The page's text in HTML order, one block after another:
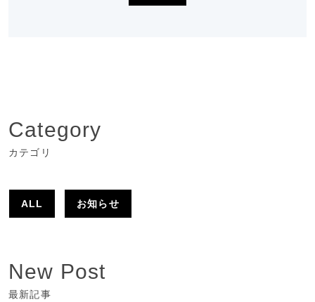
Category
カテゴリ
ALL お知らせ
New Post
最新記事